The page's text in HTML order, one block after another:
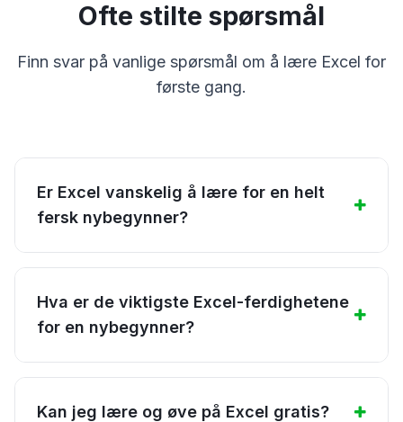
Ofte stilte spørsmål
Finn svar på vanlige spørsmål om å lære Excel for
første gang.
Er Excel vanskelig å lære for en helt
fersk nybegynner?
Hva er de viktigste Excel-ferdighetene
for en nybegynner?
Kan jeg lære og øve på Excel gratis?